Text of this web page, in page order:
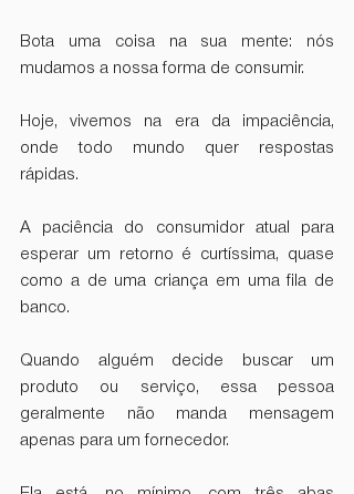
Bota uma coisa na sua mente: nós
mudamos a nossa forma de consumir.
Hoje, vivemos na era da impaciência,
onde todo mundo quer respostas
rápidas.
A paciência do consumidor atual para
esperar um retorno é curtíssima, quase
como a de uma criança em uma fila de
banco.
Quando alguém decide buscar um
produto ou serviço, essa pessoa
geralmente não manda mensagem
apenas para um fornecedor.